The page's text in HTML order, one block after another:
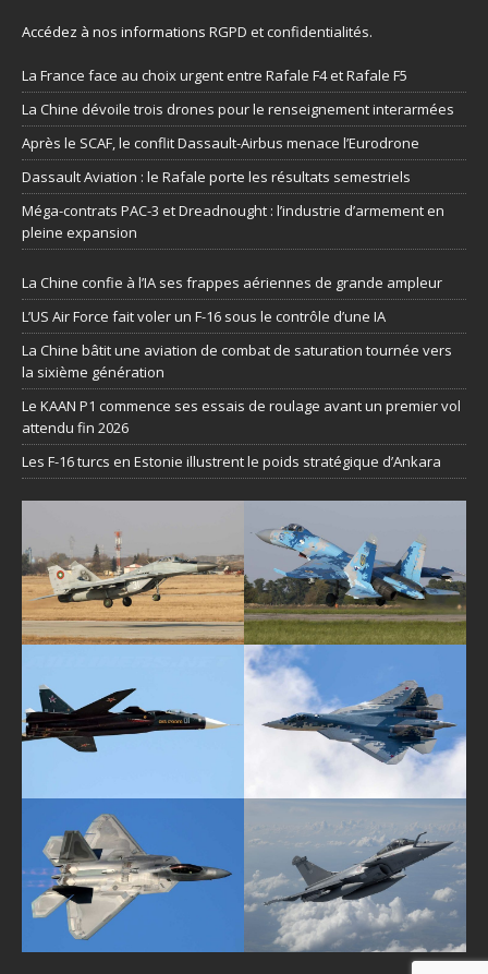
Accédez à nos informations RGPD et confidentialités.
La France face au choix urgent entre Rafale F4 et Rafale F5
La Chine dévoile trois drones pour le renseignement interarmées
Après le SCAF, le conflit Dassault-Airbus menace l’Eurodrone
Dassault Aviation : le Rafale porte les résultats semestriels
Méga-contrats PAC-3 et Dreadnought : l’industrie d’armement en
pleine expansion
La Chine confie à l’IA ses frappes aériennes de grande ampleur
L’US Air Force fait voler un F-16 sous le contrôle d’une IA
La Chine bâtit une aviation de combat de saturation tournée vers
la sixième génération
Le KAAN P1 commence ses essais de roulage avant un premier vol
attendu fin 2026
Les F-16 turcs en Estonie illustrent le poids stratégique d’Ankara